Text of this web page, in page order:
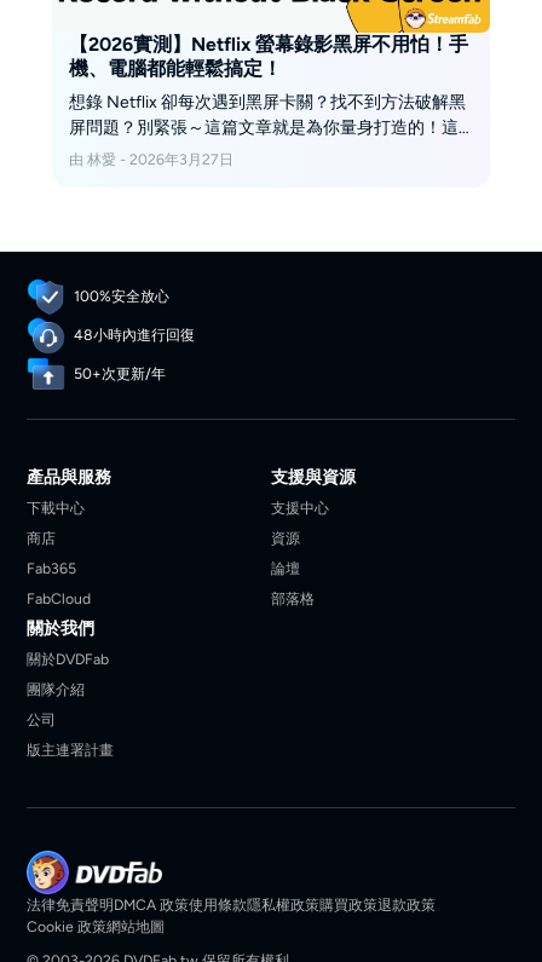
【2026實測】Netflix 螢幕錄影黑屏不用怕！手
機、電腦都能輕鬆搞定！
想錄 Netflix 卻每次遇到黑屏卡關？找不到方法破解黑
屏問題？別緊張～這篇文章就是為你量身打造的！這
裡教你最實用的小技巧，無論是用電腦還是手機，都
由 林愛 - 2026年3月27日
100%安全放心
48小時內進行回復
50+次更新/年
產品與服務
下載中心
商店
Fab365
FabCloud
支援與資源
支援中心
資源
論壇
部落格
關於我們
關於DVDFab
團隊介紹
公司
版主連署計畫
法律免責聲明DMCA 政策使用條款隱私權政策購買政策退款政策
Cookie 政策網站地圖